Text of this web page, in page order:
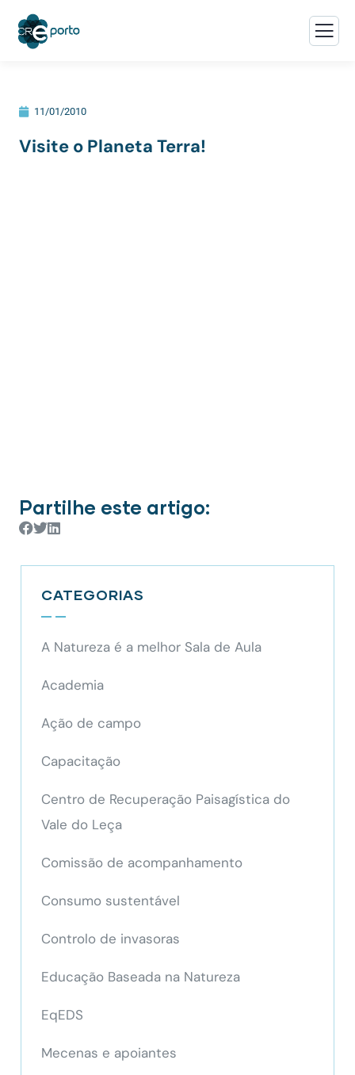
11/01/2010
Visite o Planeta Terra!
Partilhe este artigo:
CATEGORIAS
A Natureza é a melhor Sala de Aula
Academia
Ação de campo
Capacitação
Centro de Recuperação Paisagística do
Vale do Leça
Comissão de acompanhamento
Consumo sustentável
Controlo de invasoras
Educação Baseada na Natureza
EqEDS
Mecenas e apoiantes